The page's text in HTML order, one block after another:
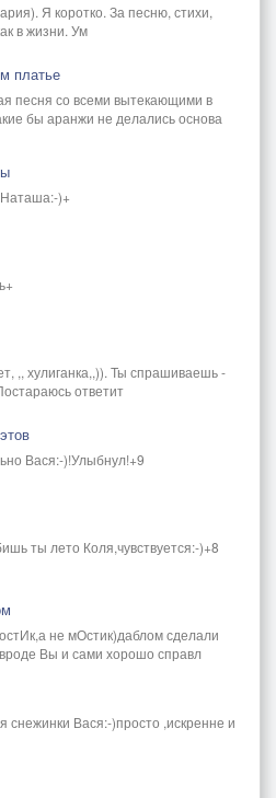
Я коротко. За песню, стихи,
в жизни. Ум
платье
песня со всеми вытекающими в
бы аранжи не делались основа
)+
,, хулиганка,,)). Ты спрашиваешь -
ответит
Вася:-)!Улыбнул!+9
ты лето Коля,чувствуется:-)+8
не мОстик)даблом сделали
Вы и сами хорошо справл
снежинки Вася:-)просто ,искренне и